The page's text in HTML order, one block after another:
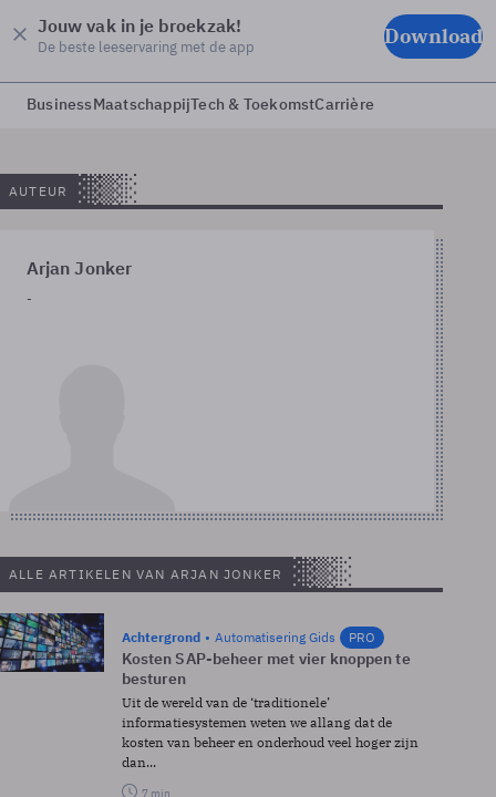
Jouw vak in je broekzak!
De beste leeservaring met de app Download
BusinessMaatschappijTech & ToekomstCarrière
AUTEUR
Arjan Jonker
-
ALLE ARTIKELEN VAN ARJAN JONKER
Achtergrond Automatisering Gids PRO
Kosten SAP-beheer met vier knoppen te
besturen
Uit de wereld van de ‘traditionele’
informatiesystemen weten we allang dat de
kosten van beheer en onderhoud veel hoger zijn
dan...
7 min